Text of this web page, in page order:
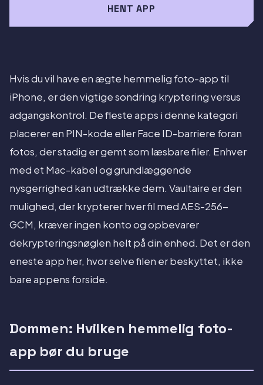
HENT APP
Hvis du vil have en ægte hemmelig foto-app til
iPhone, er den vigtige sondring kryptering versus
adgangskontrol. De fleste apps i denne kategori
placerer en PIN-kode eller Face ID-barriere foran
fotos, der stadig er gemt som læsbare filer. Enhver
med et Mac-kabel og grundlæggende
nysgerrighed kan udtrække dem. Vaultaire er den
mulighed, der krypterer hver fil med AES-256-
GCM, kræver ingen konto og opbevarer
dekrypteringsnøglen helt på din enhed. Det er den
eneste app her, hvor selve filen er beskyttet, ikke
bare appens forside.
Dommen: Hvilken hemmelig foto-
app bør du bruge